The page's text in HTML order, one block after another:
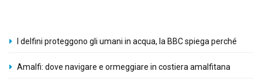
I delfini proteggono gli umani in acqua, la BBC spiega perché
Amalfi: dove navigare e ormeggiare in costiera amalfitana